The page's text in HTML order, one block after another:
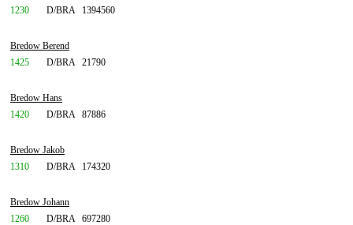
1230
D/BRA 1394560
Bredow Berend
1425
D/BRA 21790
Bredow Hans
1420
D/BRA 87886
Bredow Jakob
1310
D/BRA 174320
Bredow Johann
1260
D/BRA 697280